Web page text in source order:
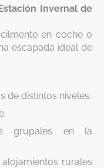
Invernal de
en coche o
escapada ideal de
de distintos niveles.
grupales en la
rurales